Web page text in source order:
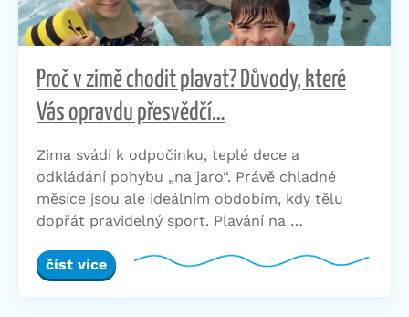
Proč v zimě chodit plavat? Důvody, které
Vás opravdu přesvědčí…
Zima svádí k odpočinku, teplé dece a
odkládání pohybu „na jaro“. Právě chladné
měsíce jsou ale ideálním obdobím, kdy tělu
dopřát pravidelný sport. Plavání na …
číst více